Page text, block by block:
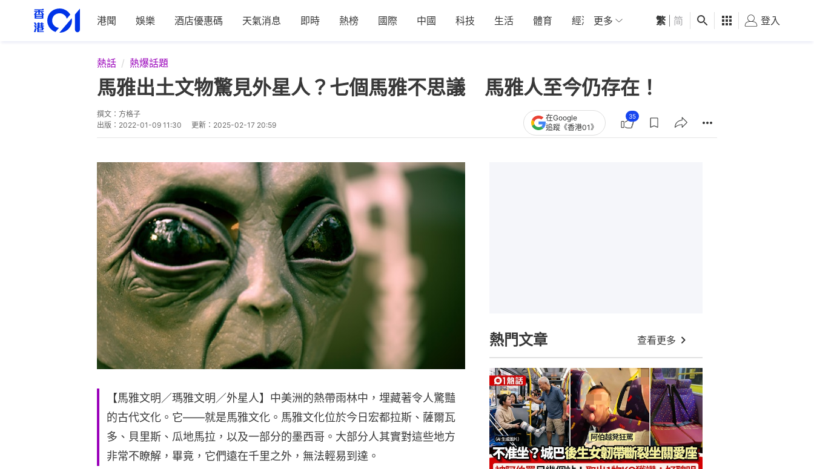
港聞 娛樂 酒店優惠碼 天氣消息 即時 熱榜 國際 中國 科技 生活 體育 經濟 01深圳 觀點 健康 好食玩飛
更多 繁 简 登入
熱話 熱爆話題
馬雅出土文物驚見外星人？七個馬雅不思議 馬雅人至今仍存在！
撰文： 方格子
出版： 2022-01-09 11:30 更新： 2025-02-17 20:59
在Google
追蹤《香港01》
35
【馬雅文明／瑪雅文明／外星人】中美洲的熱帶雨林中，埋藏著令人驚豔
的古代文化。它——就是馬雅文化。馬雅文化位於今日宏都拉斯、薩爾瓦
多、貝里斯、瓜地馬拉，以及一部分的墨西哥。大部分人其實對這些地方
非常不瞭解，畢竟，它們遠在千里之外，無法輕易到達。
熱門文章 查看更多